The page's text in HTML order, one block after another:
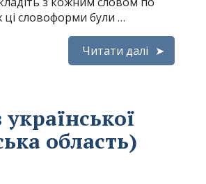
ці словоформи були …
Читати далі
область)